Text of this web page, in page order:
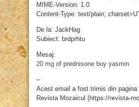
MIME-Version: 1.0
Content-Type: text/plain;
De la: JackHag
Subiect: brdprhtu
Mesaj:
20 mg of prednisone buy yasmin
–
Acest email a fost trimis din pagina
Revista Mozaicul (https://revista-